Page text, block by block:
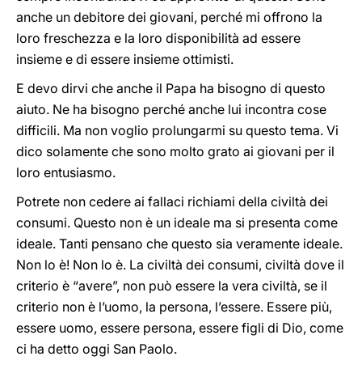
anche un debitore dei giovani, perché mi offrono la
loro freschezza e la loro disponibilità ad essere
insieme e di essere insieme ottimisti.
E devo dirvi che anche il Papa ha bisogno di questo
aiuto. Ne ha bisogno perché anche lui incontra cose
difficili. Ma non voglio prolungarmi su questo tema. Vi
dico solamente che sono molto grato ai giovani per il
loro entusiasmo.
Potrete non cedere ai fallaci richiami della civiltà dei
consumi. Questo non è un ideale ma si presenta come
ideale. Tanti pensano che questo sia veramente ideale.
Non lo è! Non lo è. La civiltà dei consumi, civiltà dove il
criterio è “avere”, non può essere la vera civiltà, se il
criterio non è l’uomo, la persona, l’essere. Essere più,
essere uomo, essere persona, essere figli di Dio, come
ci ha detto oggi San Paolo.